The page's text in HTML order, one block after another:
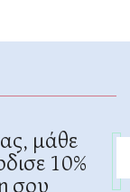
μάθε
10%